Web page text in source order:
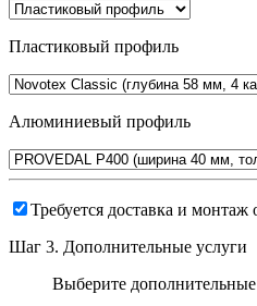
Пластиковый профиль
Алюминиевый профиль
Требуется доставка и монтаж
Шаг 3. Дополнительные услуги
Выберите дополнительные